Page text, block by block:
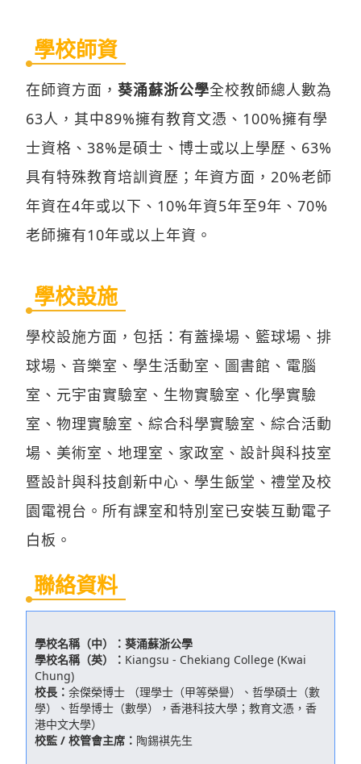
學校師資
在師資方面， 葵涌蘇浙公學全校教師總人數為
63人，其中89%擁有教育文憑、100%擁有學
士資格、38%是碩士、博士或以上學歷、63%
具有特殊教育培訓資歷；年資方面，20%老師
年資在4年或以下、10%年資5年至9年、70%
老師擁有10年或以上年資。
學校設施
學校設施方面，包括：有蓋操場、籃球場、排
球場、音樂室、學生活動室、圖書館、電腦
室、元宇宙實驗室、生物實驗室、化學實驗
室、物理實驗室、綜合科學實驗室、綜合活動
場、美術室、地理室、家政室、設計與科技室
暨設計與科技創新中心、學生飯堂、禮堂及校
園電視台。所有課室和特別室已安裝互動電子
白板。
聯絡資料
學校名稱（中）： 葵涌蘇浙公學
學校名稱（英）： Kiangsu - Chekiang College (Kwai
Chung)
校長： 余傑榮博士 （理學士（甲等榮譽）、哲學碩士（數
學）、哲學博士（數學），香港科技大學；教育文憑，香
港中文大學）
校監 / 校管會主席： 陶錫褀先生